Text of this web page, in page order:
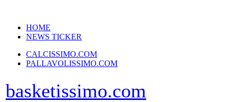
HOME
NEWS TICKER
CALCISSIMO.COM
PALLAVOLISSIMO.COM
basketissimo.com